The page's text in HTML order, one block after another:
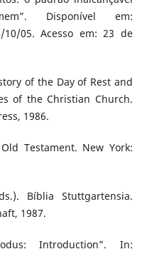
Disponível em:
10/05. Acesso em: 23 de
of the Day of Rest and
of the Christian Church.
1986.
Testament. New York:
Bíblia Stuttgartensia.
1987.
Introduction”. In: